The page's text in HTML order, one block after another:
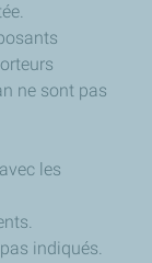
ne sont pas
les
indiqués.